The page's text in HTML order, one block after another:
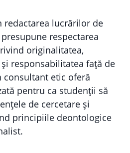
redactarea lucrărilor de
respectarea
originalitatea,
responsabilitatea față de
consultant etic oferă
pentru ca studenții să
de cercetare și
principiile deontologice